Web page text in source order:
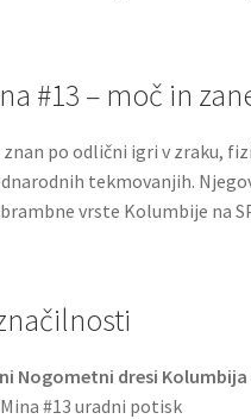
#13 – moč in
znan po odlični igri v zraku,
tekmovanjih.
vrste Kolumbije na
Nogometni dresi Kolumbija
#13 uradni potisk